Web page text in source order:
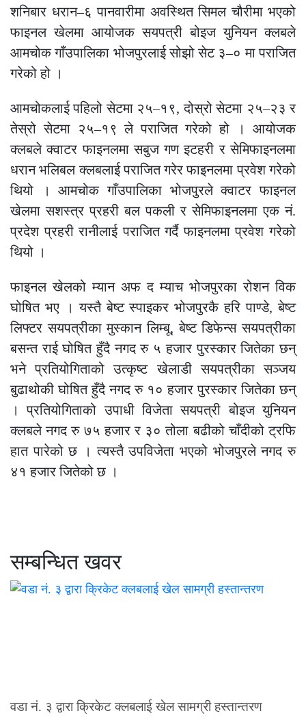
शनिबार धरान–६ पानवारीमा अवस्थित सिमल चौरीमा भएको
फाइनल खेलमा आयोजक सयपत्री बोइज युनियन क्लबले
आमचोक गाँउपालिका भोजपुरलाई सोझो सेट ३–० मा पराजित
गरेको हो ।
आमचोकलाई पहिलो सेटमा २५–१९, दोस्रो सेटमा २५–२३ र
तेस्रो सेटमा २५–१९ ले पराजित गरेको हो । आयोजक
क्लबले क्वाटर फाइनलमा सबुज गण इटहरी र सेमिफाइनलमा
धरान भलिबल क्लबलाई पराजित गरेर फाइनलमा प्रवेश गरेको
थियो । आमचोक गाँउपालिका भोजपुरले क्वाटर फाइनल
खेलमा सशस्त्र प्रहरी बल पकली र सेमिफाइनलमा एक नं.
प्रदेश प्रहरी रानीलाई पराजित गर्दै फाइनलमा प्रवेश गरेको
थियो ।
फाइनल खेलको म्यान अफ द म्याच भोजपुरका रोशन विक
घोषित भए । यस्तै बेष्ट स्पाइकर भोजपुरकै हरि पाण्डे, बेष्ट
लिफ्टर सयपत्रीका मुस्कान लिम्बू, बेष्ट डिफेन्स सयपत्रीका
बसन्त राई घोषित हुँदै नगद रु ५ हजार पुरस्कार जितेका छन्
भने प्रतियोगिताको उत्कृष्ट खेलाडी सयपत्रीका सञ्जय
बुढाथोकी घोषित हुँदै नगद रु १० हजार पुरस्कार जितेका छन्
। प्रतियोगिताको उपाधी विजेता सयपत्री बोइज युनियन
क्लबले नगद रु ७५ हजार र ३० तोला बढीको चाँदीको ट्रफि
हात पारेको छ । त्यस्तै उपविजेता भएको भोजपुरले नगद रु
४१ हजार जितेको छ ।
सम्बन्धित खवर
वडा नं. ३ द्वारा क्रिकेट क्लबलाई खेल सामग्री हस्तान्तरण